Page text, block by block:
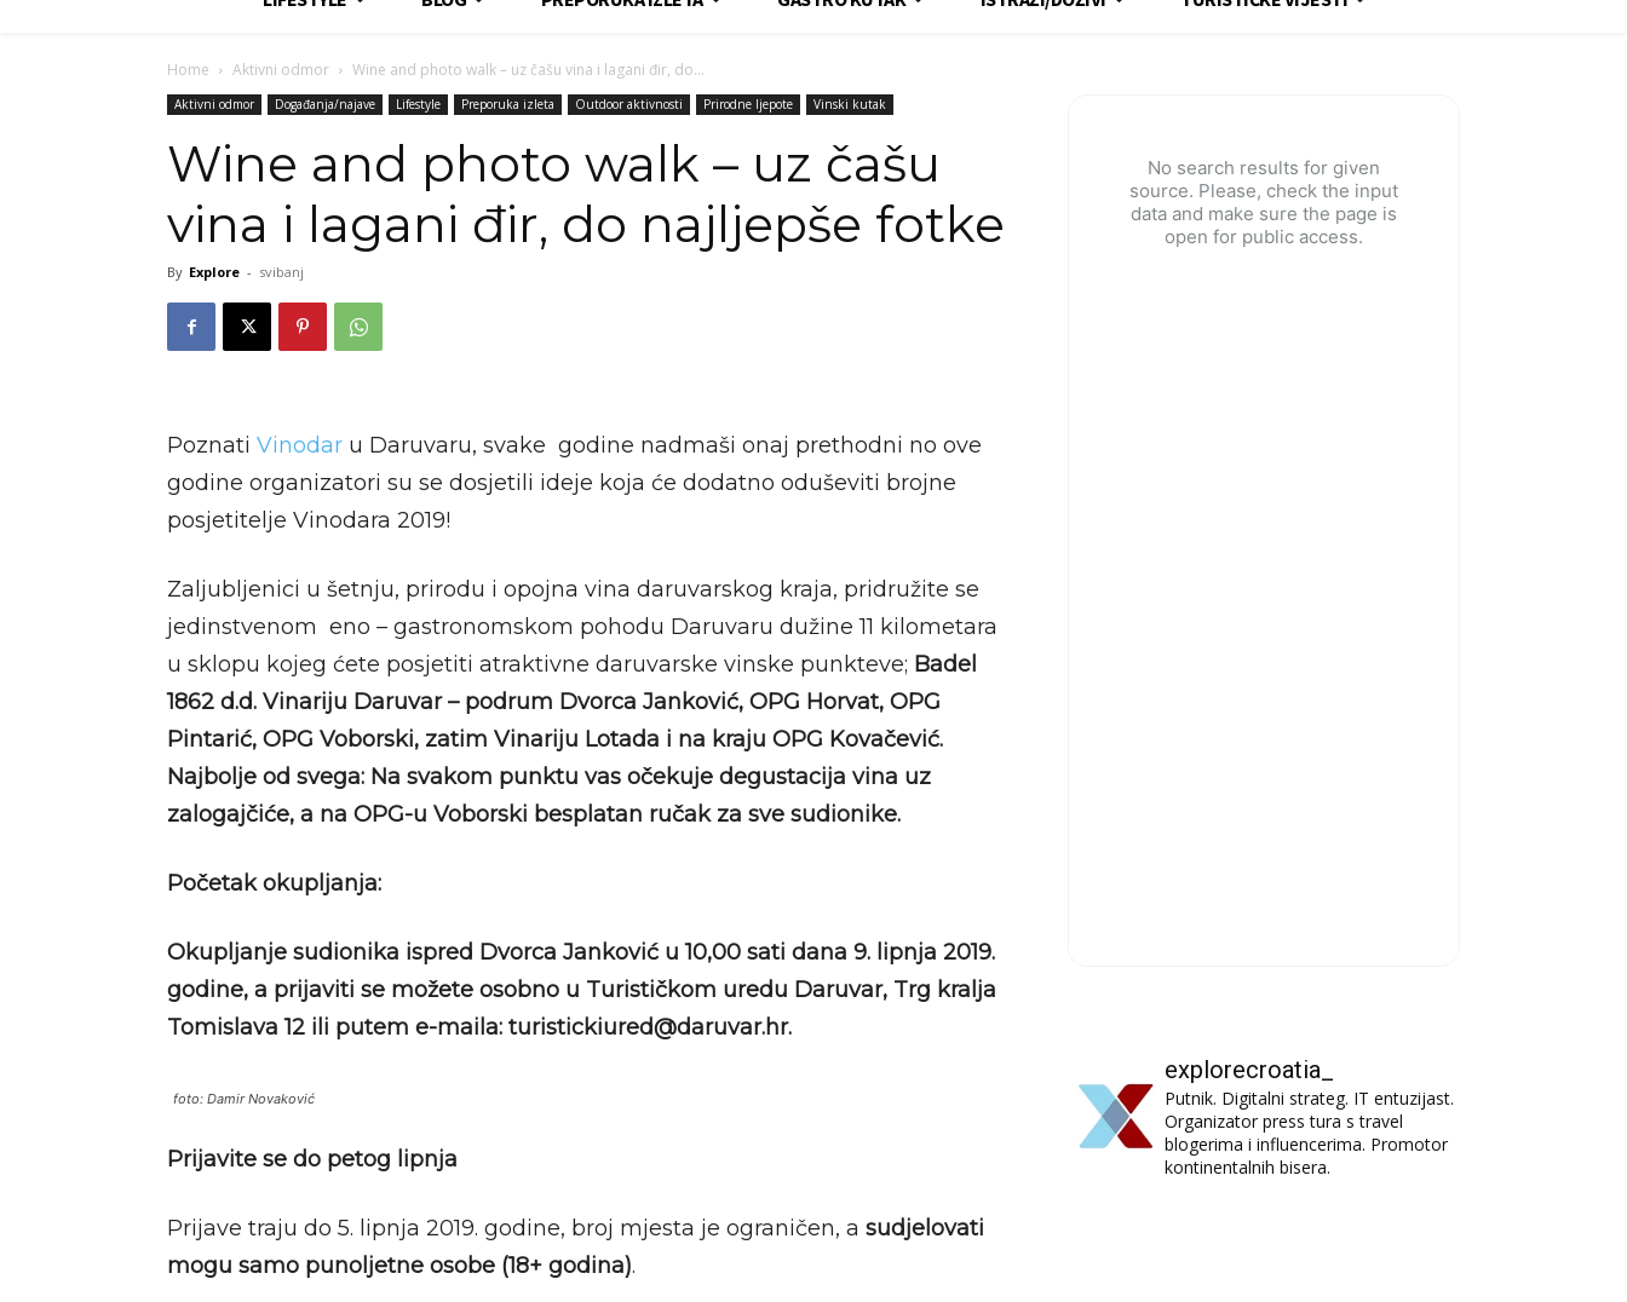
Home Aktivni odmor Wine and photo walk – uz čašu vina i lagani đir, do...
Aktivni odmor Događanja/najave Lifestyle Preporuka izleta Outdoor aktivnosti Prirodne ljepote Vinski kutak
Wine and photo walk – uz čašu
vina i lagani đir, do najljepše fotke
By Explore - svibanj
Poznati Vinodar u Daruvaru, svake godine nadmaši onaj prethodni no ove
godine organizatori su se dosjetili ideje koja će dodatno oduševiti brojne
posjetitelje Vinodara 2019!
Zaljubljenici u šetnju, prirodu i opojna vina daruvarskog kraja, pridružite se
jedinstvenom eno – gastronomskom pohodu Daruvaru dužine 11 kilometara
u sklopu kojeg ćete posjetiti atraktivne daruvarske vinske punkteve; Badel
1862 d.d. Vinariju Daruvar – podrum Dvorca Janković, OPG Horvat, OPG
Pintarić, OPG Voborski, zatim Vinariju Lotada i na kraju OPG Kovačević.
Najbolje od svega: Na svakom punktu vas očekuje degustacija vina uz
zalogajčiće, a na OPG-u Voborski besplatan ručak za sve sudionike.
Početak okupljanja:
Okupljanje sudionika ispred Dvorca Janković u 10,00 sati dana 9. lipnja 2019.
godine, a prijaviti se možete osobno u Turističkom uredu Daruvar, Trg kralja
Tomislava 12 ili putem e-maila: turistickiured@daruvar.hr.
foto: Damir Novaković
Prijavite se do petog lipnja
Prijave traju do 5. lipnja 2019. godine, broj mjesta je ograničen, a sudjelovati
mogu samo punoljetne osobe (18+ godina).
No search results for given
source. Please, check the input
data and make sure the page is
open for public access.
explorecroatia_
Putnik. Digitalni strateg. IT entuzijast.
Organizator press tura s travel
blogerima i influencerima. Promotor
kontinentalnih bisera.